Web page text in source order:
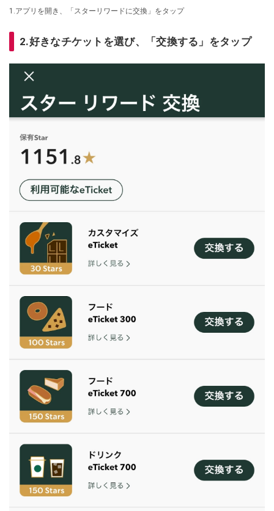
1.アプリを開き、「スターリワードに交換」をタップ
2.好きなチケットを選び、「交換する」をタップ